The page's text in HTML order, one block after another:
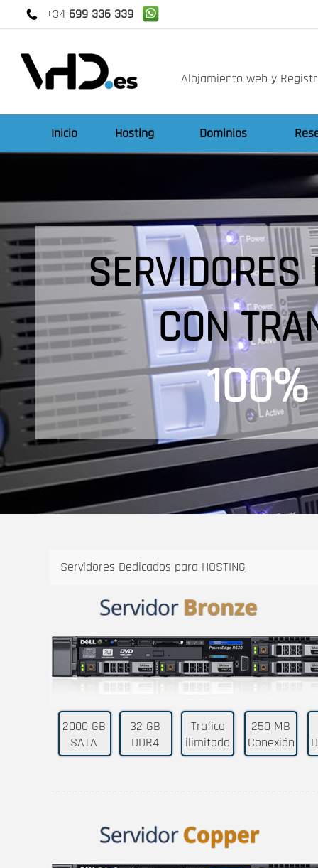
+34 699 336 339
Alojamiento web y
Inicio Hosting Dominios
CON
Servidores Dedicados para HOSTING
2000 GB
SATA
32 GB
DDR4
Trafico
ilimitado
250 MB
Conexión